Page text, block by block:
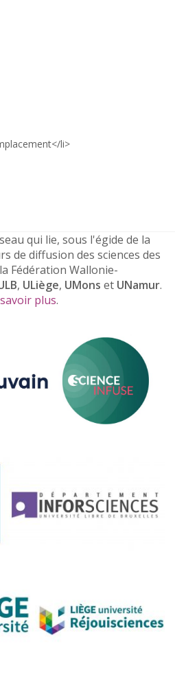
li>
qui lie, sous l'égide de la
de diffusion des sciences des
Fédération Wallonie-
, ULiège, UMons et UNamur.
plus.